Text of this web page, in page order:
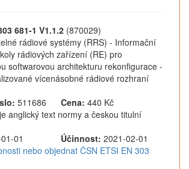
681-1 V1.1.2 (870029)
rádiové systémy (RRS) - Informační
rádiových zařízení (RE) pro
softwarovou architekturu rekonfigurace -
vícenásobné rádiové rozhraní
511686 Cena: 440 Kč
anglický text normy a českou titulní
01 Účinnost: 2021-02-01
nebo objednat ČSN ETSI EN 303